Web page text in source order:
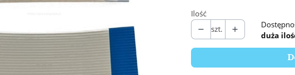
Ilość
szt.
duża